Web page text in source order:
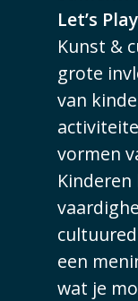
Let’s Play
Kunst &
grote
van
vormen
een
wat je